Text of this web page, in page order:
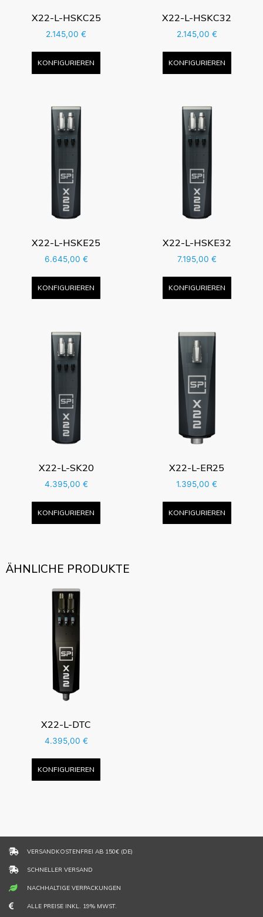
X22-L-HSKC25
2.145,00€
KONFIGURIEREN
X22-L-HSKC32
2.145,00 €
KONFIGURIEREN
X22-L-HSKE25
6.645,00 €
KONFIGURIEREN
X22-L-HSKE32
7.195,00 €
KONFIGURIEREN
X22-L-SK20
4.395,00 €
KONFIGURIEREN
X22-L-ER25
1.395,00€
KONFIGURIEREN
ÄHNLICHE PRODUKTE
X22-L-DTC
4.395,00 €
KONFIGURIEREN
VERSANDKOSTENFREI AB 150€ (DE)
SCHNELLER VERSAND
NACHHALTIGE VERPACKUNGEN
ALLE PREISE INKL. 19% MWST.